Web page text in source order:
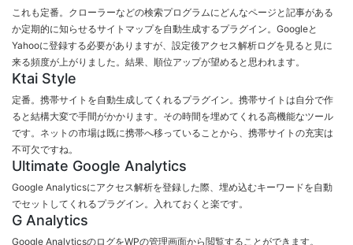
これも定番。クローラーなどの検索プログラムにどんなページと記事がある
か定期的に知らせるサイトマップを自動生成するプラグイン。Googleと
Yahooに登録する必要がありますが、設定後アクセス解析ログを見ると見に
来る頻度が上がりました。結果、順位アップが望めると思われます。
Ktai Style
定番。携帯サイトを自動生成してくれるプラグイン。携帯サイトは自分で作
ると結構大変で手間がかかります。その時間を埋めてくれる高機能なツール
です。ネットの市場は既に携帯へ移っていることから、携帯サイトの充実は
不可欠ですね。
Ultimate Google Analytics
Google Analyticsにアクセス解析を登録した際、埋め込むキーワードを自動
でセットしてくれるプラグイン。入れておくと楽です。
G Analytics
Google AnalyticsのログをWPの管理画面から閲覧することができます。